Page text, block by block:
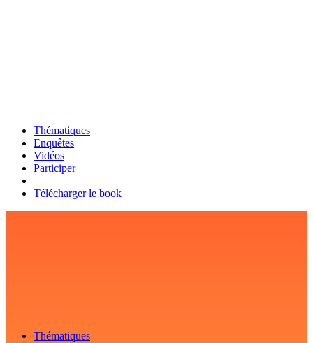
Thématiques
Enquêtes
Vidéos
Participer
Télécharger le book
Thématiques